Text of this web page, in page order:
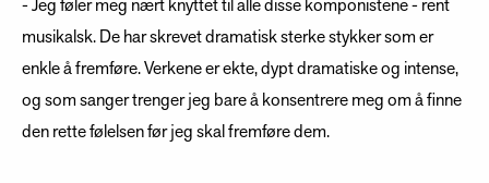
- Jeg føler meg nært knyttet til alle disse komponistene - rent
musikalsk. De har skrevet dramatisk sterke stykker som er
enkle å fremføre. Verkene er ekte, dypt dramatiske og intense,
og som sanger trenger jeg bare å konsentrere meg om å finne
den rette følelsen før jeg skal fremføre dem.